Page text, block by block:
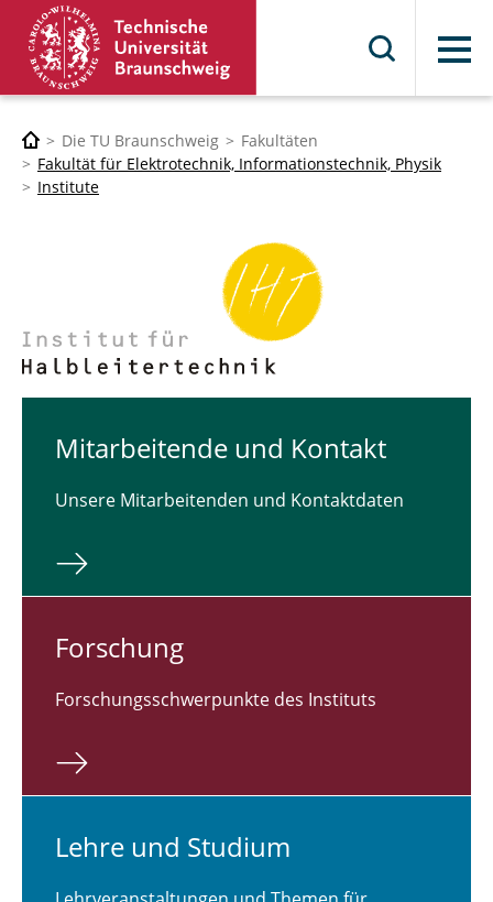
Menü
Die TU Braunschweig
Fakultäten
Fakultät für Elektrotechnik, Informationstechnik, Physik
Institute
Mit­ar­bei­ten­de und Kontakt
Unsere Mitarbeitenden und Kontaktdaten
For­schung
Forschungsschwerpunkte des Instituts
Lehre und Studium